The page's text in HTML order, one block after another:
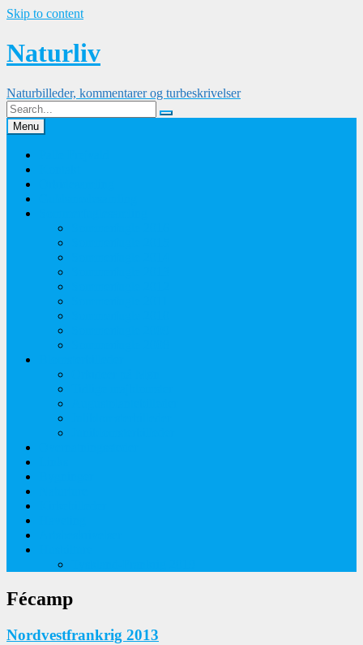
Skip to content
Naturliv
Naturbilleder, kommentarer og turbeskrivelser
Menu
Fécamp
Nordvestfrankrig 2013